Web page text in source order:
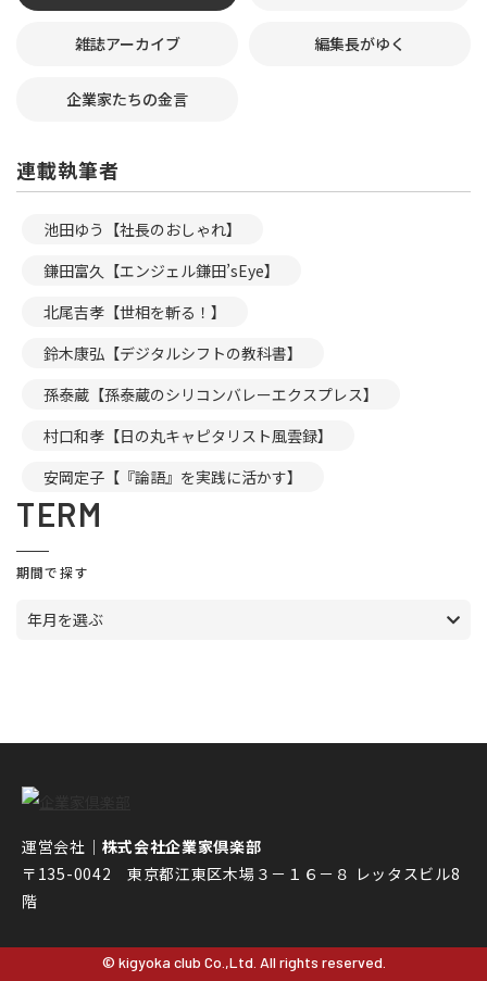
雑誌アーカイブ 編集長がゆく
企業家たちの金言
連載執筆者
池田ゆう【社長のおしゃれ】
鎌田富久【エンジェル鎌田’sEye】
北尾吉孝【世相を斬る！】
鈴木康弘【デジタルシフトの教科書】
孫泰蔵【孫泰蔵のシリコンバレーエクスプレス】
村口和孝【日の丸キャピタリスト風雲録】
安岡定子【『論語』を実践に活かす】
TERM
期間で探す
年月を選ぶ
運営会社｜ 株式会社企業家倶楽部
〒135-0042 東京都江東区木場３－１６－８ レッタスビル8
階
© kigyoka club Co.,Ltd. All rights reserved.